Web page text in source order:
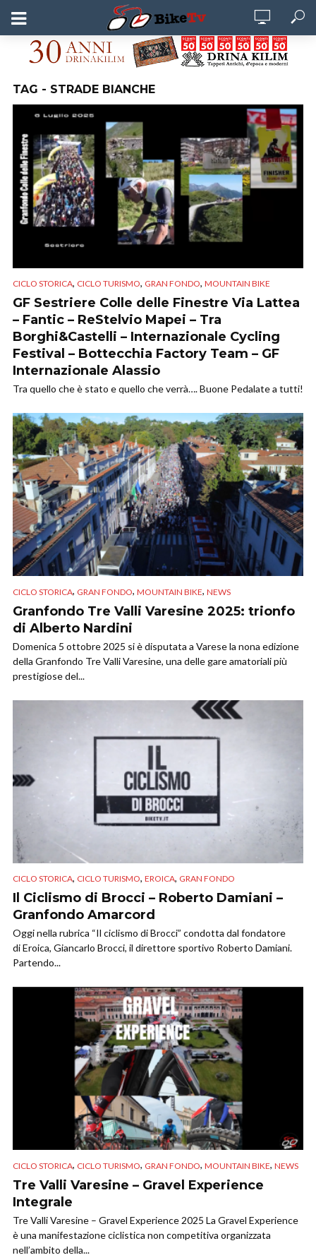
TAG - STRADE BIANCHE
CICLO STORICA, CICLO TURISMO, GRAN FONDO, MOUNTAIN BIKE
GF Sestriere Colle delle Finestre Via Lattea
– Fantic – ReStelvio Mapei – Tra
Borghi&Castelli – Internazionale Cycling
Festival – Bottecchia Factory Team – GF
Internazionale Alassio
Tra quello che è stato e quello che verrà…. Buone Pedalate a tutti!
CICLO STORICA, GRAN FONDO, MOUNTAIN BIKE, NEWS
Granfondo Tre Valli Varesine 2025: trionfo
di Alberto Nardini
Domenica 5 ottobre 2025 si è disputata a Varese la nona edizione
della Granfondo Tre Valli Varesine, una delle gare amatoriali più
prestigiose del...
CICLO STORICA, CICLO TURISMO, EROICA, GRAN FONDO
Il Ciclismo di Brocci – Roberto Damiani –
Granfondo Amarcord
Oggi nella rubrica “Il ciclismo di Brocci” condotta dal fondatore
di Eroica, Giancarlo Brocci, il direttore sportivo Roberto Damiani.
Partendo...
CICLO STORICA, CICLO TURISMO, GRAN FONDO, MOUNTAIN BIKE, NEWS
Tre Valli Varesine – Gravel Experience
Integrale
Tre Valli Varesine – Gravel Experience 2025 La Gravel Experience
è una manifestazione ciclistica non competitiva organizzata
nell’ambito della...